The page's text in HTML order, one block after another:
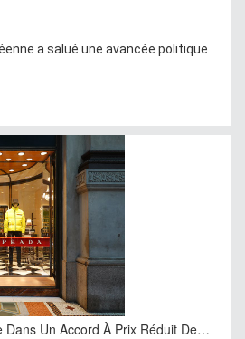
a salué une avancée politique
Dans Un Accord À Prix Réduit De…